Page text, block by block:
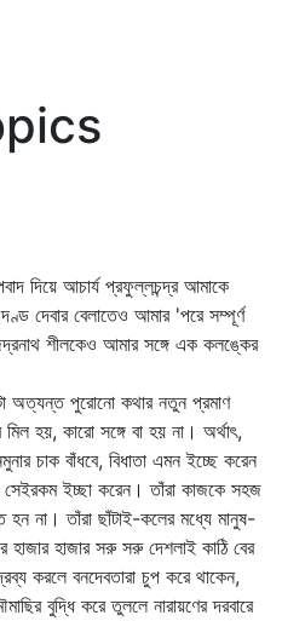
দিয়ে আচার্য প্রফুল্লচন্দ্র আমাকে
দেবার বেলাতেও আমার 'পরে সম্পূর্ণ
শীলকেও আমার সঙ্গে এক কলঙ্কের
অত্যন্ত পুরোনো কথার নতুন প্রমাণ
হয়, কারো সঙ্গে বা হয় না। অর্থাৎ,
চাক বাঁধবে, বিধাতা এমন ইচ্ছে করেন
ইচ্ছা করেন। তাঁরা কাজকে সহজ
হন না। তাঁরা ছাঁটাই-কলের মধ্যে মানুষ-
হাজার হাজার সরু সরু দেশলাই কাঠি বের
করলে বনদেবতারা চুপ করে থাকেন,
বুদ্ধি করে তুললে নারায়ণের দরবারে